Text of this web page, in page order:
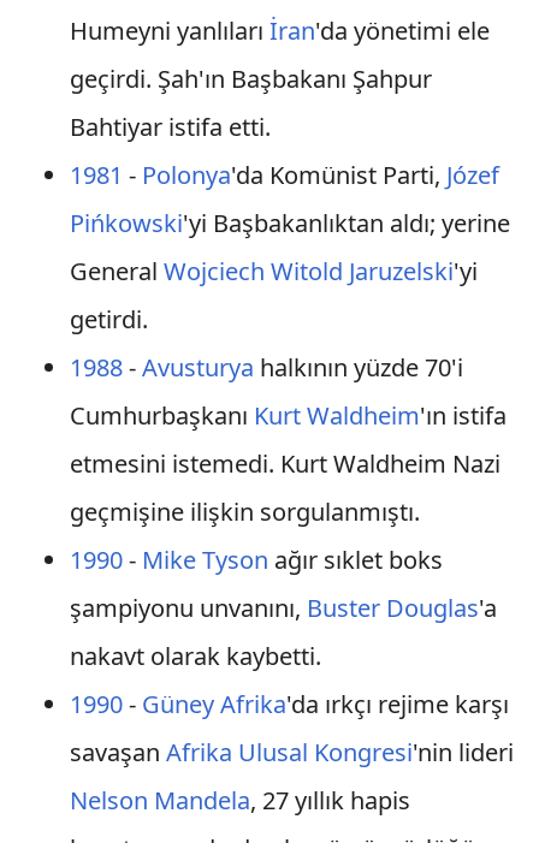
Humeyni yanlıları İran'da yönetimi ele
geçirdi. Şah'ın Başbakanı Şahpur
Bahtiyar istifa etti.
1981 - Polonya'da Komünist Parti, Józef
Pińkowski'yi Başbakanlıktan aldı; yerine
General Wojciech Witold Jaruzelski'yi
getirdi.
1988-Avusturya halkının yüzde 70'i
Cumhurbaşkanı Kurt Waldheim'ın istifa
etmesini istemedi. Kurt Waldheim Nazi
geçmişine ilişkin sorgulanmıştı.
1990- Mike Tyson ağır sıklet boks
şampiyonu unvanını, Buster Douglas'a
nakavt olarak kaybetti.
1990- Güney Afrika'da ırkçı rejime karşı
savaşan Afrika Ulusal Kongresi'nin lideri
Nelson Mandela, 27 yıllık hapis